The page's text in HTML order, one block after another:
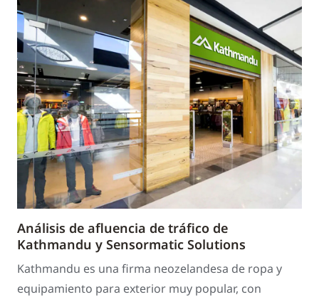
Análisis de afluencia de tráfico de
Kathmandu y Sensormatic Solutions
Kathmandu es una firma neozelandesa de ropa y
equipamiento para exterior muy popular, con